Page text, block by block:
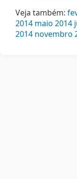
Veja também:
2014 maio 2014
2014 novembro